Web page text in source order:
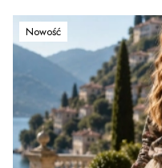
Nowość